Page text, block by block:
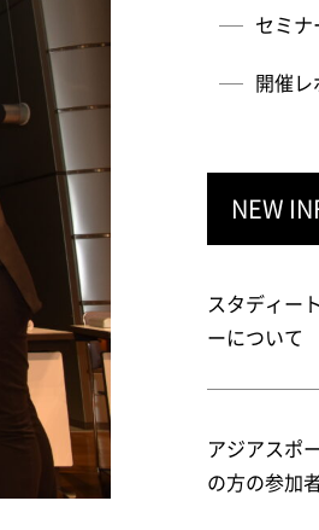
セミナ
開催レ
NEW
スタディー
ーについて
アジアスポ
の方の参加